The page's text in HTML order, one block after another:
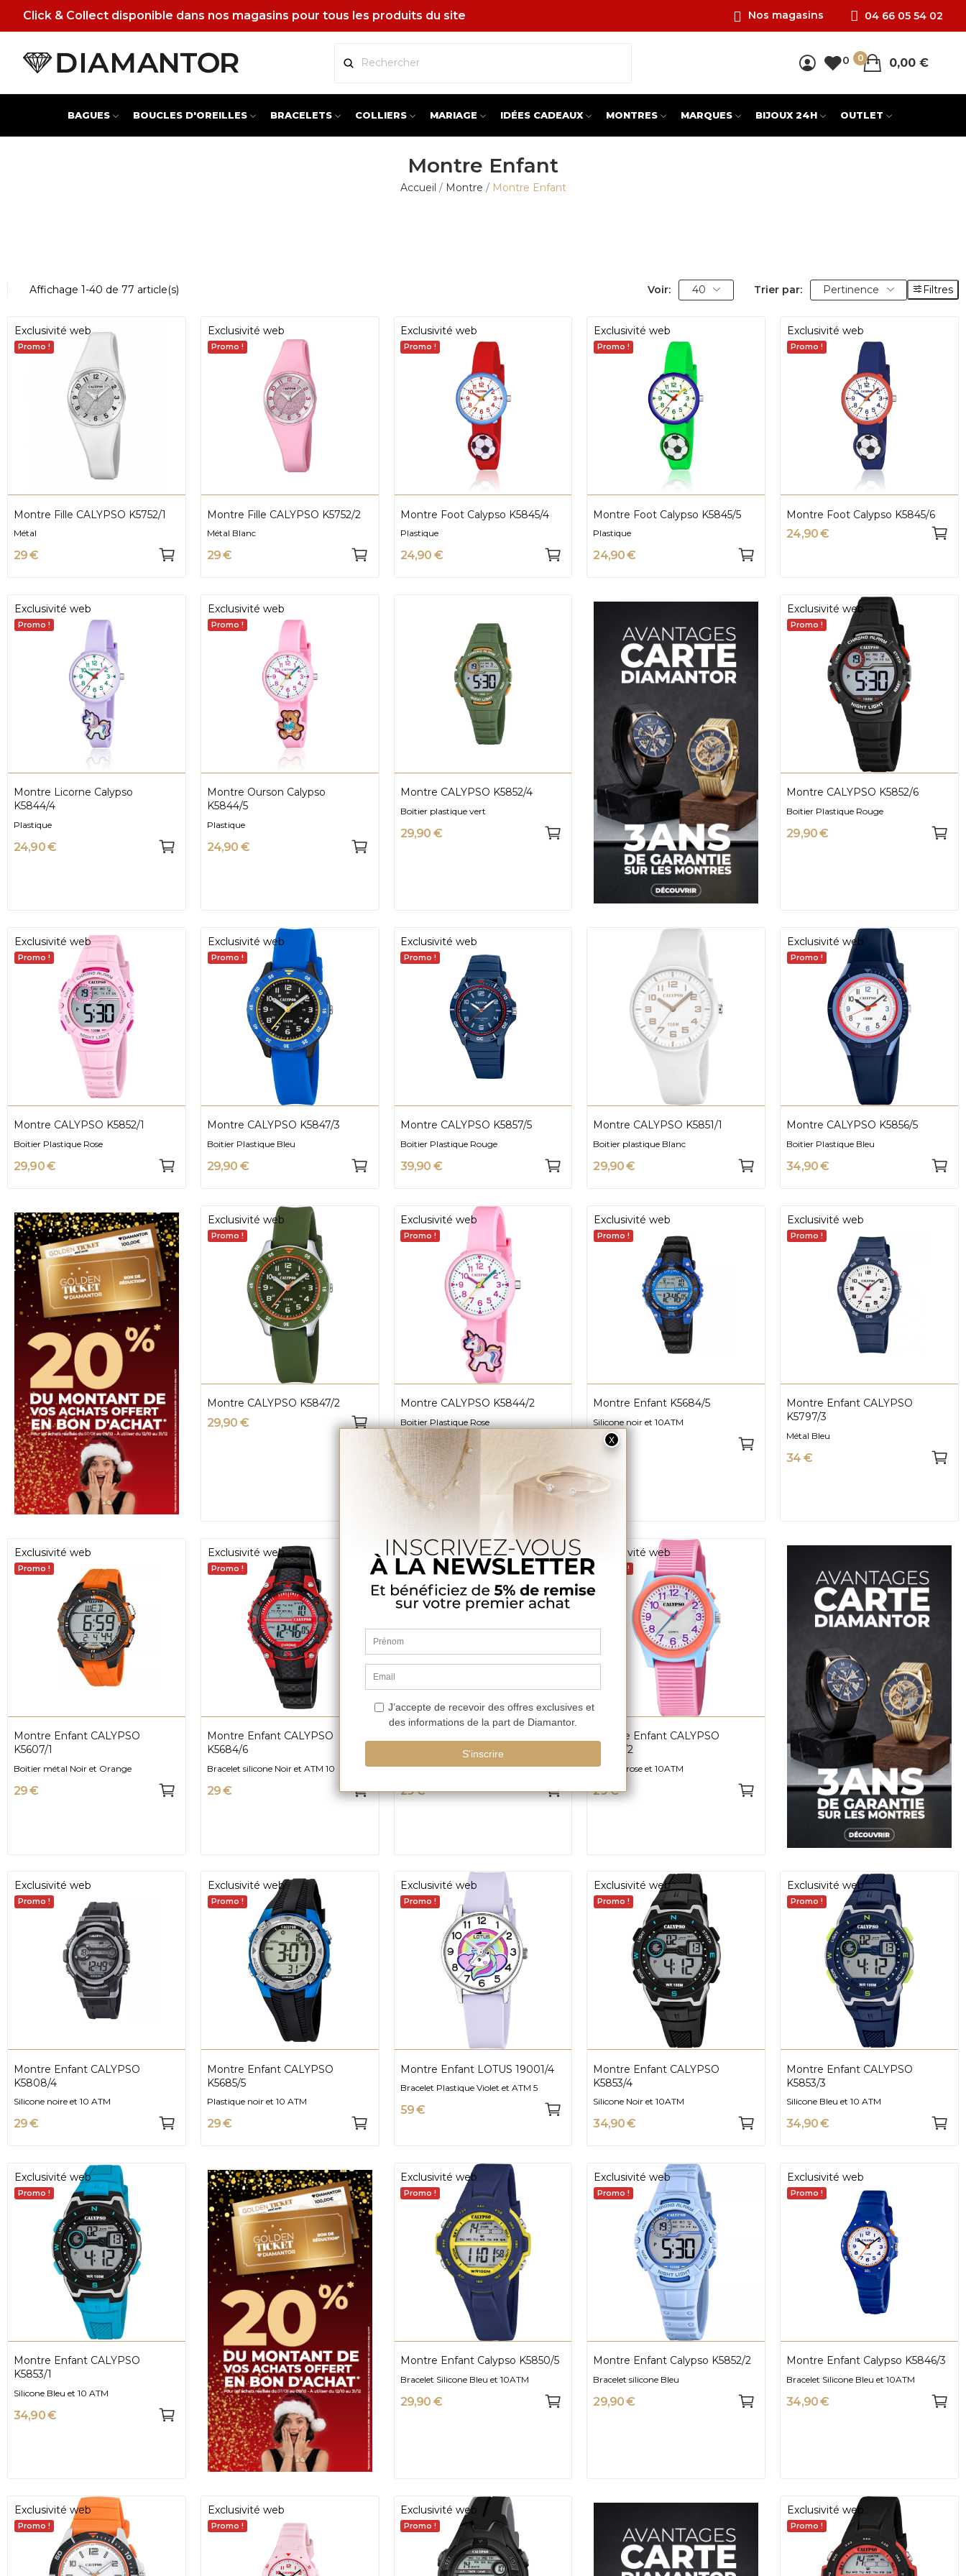
Click & Collect disponible dans nos magasins pour tous les produits du site Nos magasins 04 66 05 54 02
0 0,00 €
0
BAGUES BOUCLES D'OREILLES BRACELETS COLLIERS MARIAGE IDÉES CADEAUX MONTRES MARQUES BIJOUX 24H OUTLET
Montre Enfant
Accueil Montre Montre Enfant
Affichage 1-40 de 77 article(s) Voir: 40 Trier par: Pertinence Filtres
Exclusivité web
Promo !
Montre Fille CALYPSO K5752/1
Métal
29 €
Exclusivité web
Promo !
Montre Fille CALYPSO K5752/2
Métal Blanc
29 €
Exclusivité web
Promo !
Montre Foot Calypso K5845/4
Plastique
24,90 €
Exclusivité web
Promo !
Montre Foot Calypso K5845/5
Plastique
24,90 €
Exclusivité web
Promo !
Montre Foot Calypso K5845/6
24,90 €
Exclusivité web
Promo !
Montre Licorne Calypso
K5844/4
Plastique
24,90 €
Exclusivité web
Promo !
Montre Ourson Calypso
K5844/5
Plastique
24,90 €
Montre CALYPSO K5852/4
Boitier plastique vert
29,90 €
Exclusivité web
Promo !
Montre CALYPSO K5852/6
Boitier Plastique Rouge
29,90 €
Exclusivité web
Promo !
Montre CALYPSO K5852/1
Boitier Plastique Rose
29,90 €
Exclusivité web
Promo !
Montre CALYPSO K5847/3
Boitier Plastique Bleu
29,90 €
Exclusivité web
Promo !
Montre CALYPSO K5857/5
Boitier Plastique Rouge
39,90 €
Montre CALYPSO K5851/1
Boitier plastique Blanc
29,90 €
Exclusivité web
Promo !
Montre CALYPSO K5856/5
Boitier Plastique Bleu
34,90 €
Exclusivité web
Promo !
Montre CALYPSO K5847/2
29,90 €
Exclusivité web
Promo !
Montre CALYPSO K5844/2
Boitier Plastique Rose
24,90 €
Exclusivité web
Promo !
Montre Enfant K5684/5
Silicone noir et 10ATM
29 €
Exclusivité web
Promo !
Montre Enfant CALYPSO
K5797/3
Métal Bleu
34 €
Exclusivité web
Promo !
Montre Enfant CALYPSO
K5607/1
Boitier métal Noir et Orange
29 €
Exclusivité web
Promo !
Montre Enfant CALYPSO
K5684/6
Bracelet silicone Noir et ATM 10
29 €
Silicone Bleu et 10 ATM
29 €
Exclusivité web
Promo !
Montre Enfant CALYPSO
K5823/2
Silicone rose et 10ATM
29 €
Exclusivité web
Promo !
Montre Enfant CALYPSO
K5808/4
Silicone noire et 10 ATM
29 €
Exclusivité web
Promo !
Montre Enfant CALYPSO
K5685/5
Plastique noir et 10 ATM
29 €
Exclusivité web
Promo !
Montre Enfant LOTUS 19001/4
Bracelet Plastique Violet et ATM 5
59 €
Exclusivité web
Promo !
Montre Enfant CALYPSO
K5853/4
Silicone Noir et 10ATM
34,90 €
Exclusivité web
Promo !
Montre Enfant CALYPSO
K5853/3
Silicone Bleu et 10 ATM
34,90 €
Exclusivité web
Promo !
Montre Enfant CALYPSO
K5853/1
Silicone Bleu et 10 ATM
34,90 €
Exclusivité web
Promo !
Montre Enfant Calypso K5850/5
Bracelet Silicone Bleu et 10ATM
29,90 €
Exclusivité web
Promo !
Montre Enfant Calypso K5852/2
Bracelet silicone Bleu
29,90 €
Exclusivité web
Promo !
Montre Enfant Calypso K5846/3
Bracelet Silicone Bleu et 10ATM
34,90 €
Exclusivité web
Promo !
Exclusivité web
Promo !
Exclusivité web
Promo !
Exclusivité web
Promo !